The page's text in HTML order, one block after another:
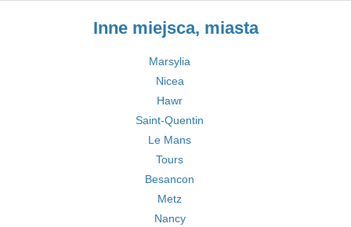
Inne miejsca, miasta
Marsylia
Nicea
Hawr
Saint-Quentin
Le Mans
Tours
Besancon
Metz
Nancy